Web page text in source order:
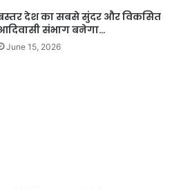
देश का सबसे सुंदर और विकसित
संभाग बनेगा…
June 15, 2026